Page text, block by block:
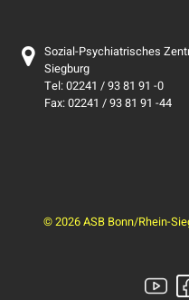
Sozial-Psychiatrisches
Siegburg
Tel: 02241 / 93 81 91 -0
Fax: 02241 / 93 81 91 -44
© 2026 ASB Bonn/Rhein-